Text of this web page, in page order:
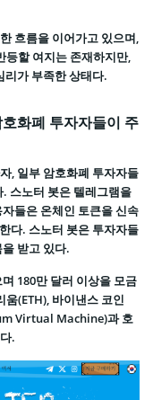
흐름을 이어가고 있으며,
등할 여지는 존재하지만,
리가 부족한 상태다.
화폐 투자자들이 주
, 일부 암호화폐 투자자들
스노터 봇은 텔레그램을
들은 온체인 토큰을 신속
다. 스노터 봇은 투자자들
받고 있다.
180만 달러 이상을 모금
(ETH), 바이낸스 코인
Virtual Machine)과 호
.